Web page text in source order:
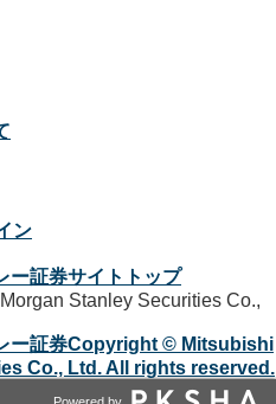
ン
ー証券サイトトップ
ー証券Copyright © Mitsubishi
Co., Ltd. All rights reserved.
Powered by